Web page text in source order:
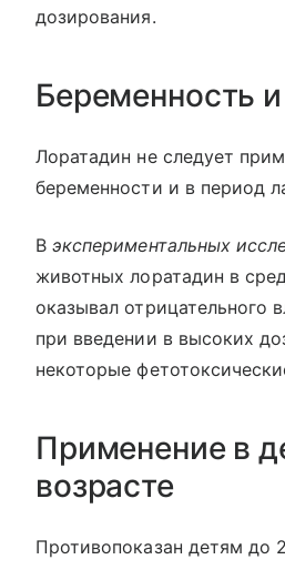
дозирования.
Беременность
Лоратадин не следует
беременности и в период
Вэкспериментальных
животных лоратадин в
оказывал отрицательного
при введении в высоких
некоторые
Применение в
возрасте
Противопоказан детям до